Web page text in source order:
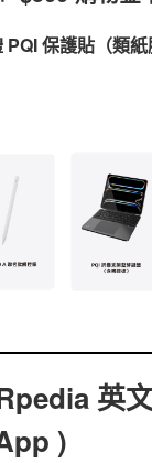
保護貼（類
英
)